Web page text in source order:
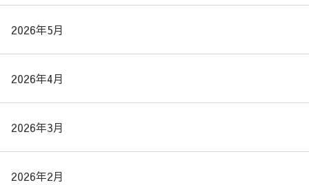
2026年5月
2026年4月
2026年3月
2026年2月